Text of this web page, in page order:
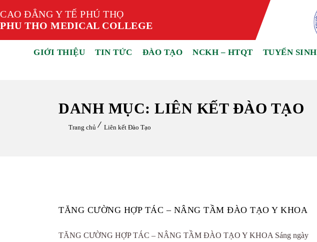
CAO ĐẲNG Y TẾ PHÚ THỌ
PHU THO MEDICAL COLLEGE
GIỚI THIỆU TIN TỨC ĐÀO TẠO NCKH – HTQT TUYỂN SINH
DANH MỤC: LIÊN KẾT ĐÀO TẠO
Trang chủ Liên kết Đào Tạo
TĂNG CƯỜNG HỢP TÁC – NÂNG TẦM ĐÀO TẠO Y KHOA
TĂNG CƯỜNG HỢP TÁC – NÂNG TẦM ĐÀO TẠO Y KHOA Sáng ngày